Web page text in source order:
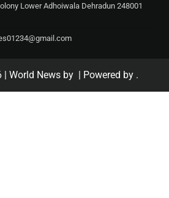
Lower Adhoiwala Dehradun 248001
| World News by | Powered by .